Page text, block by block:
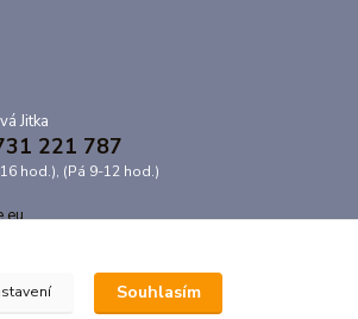
Jitka
221 787
hod.), (Pá 9-12 hod.)
Souhlasím